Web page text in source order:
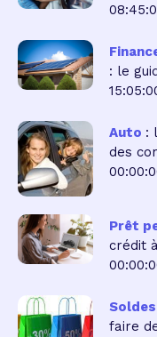
: le
Auto :
des
Prêt
crédit
faire